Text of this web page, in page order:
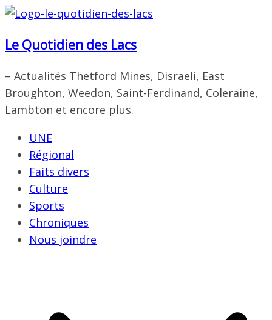
Passer
contenu
Le Quotidien des Lacs
– Actualités Thetford Mines, Disraeli, East
Broughton, Weedon, Saint-Ferdinand, Coleraine,
Lambton et encore plus.
UNE
Régional
Faits divers
Culture
Sports
Chroniques
Nous joindre